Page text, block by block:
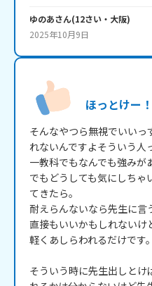
ゆのあさん(12さい・ 大阪)
2025年10月9日
ほっとけー！
そんなやつら無視でいいっ
れないんですよそういう
一教科でもなんでも強みが
でもどうしても気にしちゃ
てきたら。
耐えらんないなら先生に言
直接もいいかもしれないけ
軽くあしらわれるだけです。
そういう時に先生出しとけ